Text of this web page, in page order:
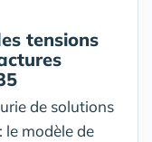
tensions
de solutions
le modèle de